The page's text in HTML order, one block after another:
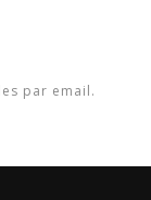
par email.